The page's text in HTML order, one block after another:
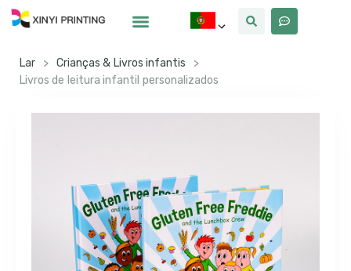
Lar > Crianças & Livros infantis
>
Livros de leitura infantil personalizados